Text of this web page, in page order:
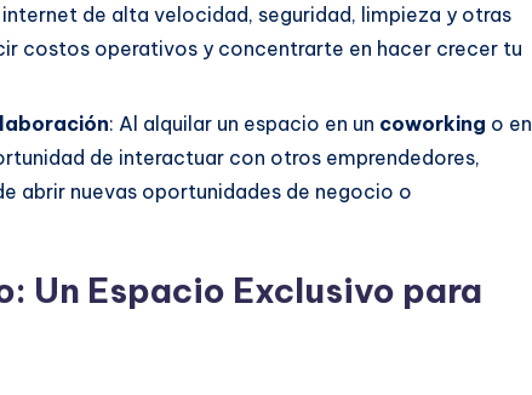
de alta velocidad, seguridad, limpieza y otras
costos operativos y concentrarte en hacer crecer tu
: Al alquilar un espacio en un coworking o en
de interactuar con otros emprendedores,
abrir nuevas oportunidades de negocio o
Un Espacio Exclusivo para